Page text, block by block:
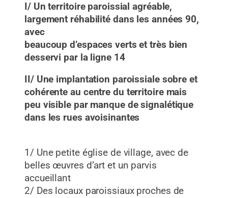
I/ Un territoire paroissial agréable,
largement réhabilité dans les années 90,
avec
beaucoup d’espaces verts et très bien
desservi par la ligne 14
II/ Une implantation paroissiale sobre et
cohérente au centre du territoire mais
peu visible par manque de signalétique
dans les rues avoisinantes
1/ Une petite église de village, avec de
belles œuvres d’art et un parvis
accueillant
2/ Des locaux paroissiaux proches de